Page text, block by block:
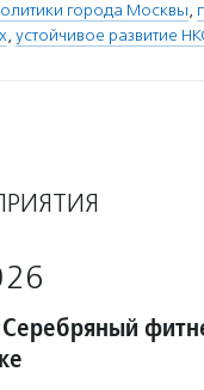
города Москвы,
, устойчивое развитие